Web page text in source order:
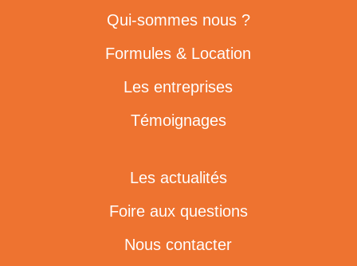
Qui-sommes nous ?
Formules & Location
Les entreprises
Témoignages
Les actualités
Foire aux questions
Nous contacter